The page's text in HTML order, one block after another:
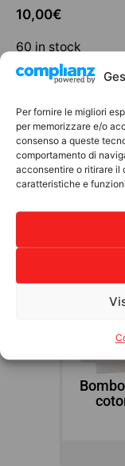
Per fornire le migliori
per memorizzare e/o
consenso a queste
comportamento di
acconsentire o ritirare il
caratteristiche e
10,00€
60 in stock
Add to
Discover